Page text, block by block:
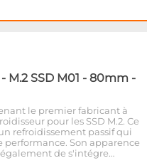
M.2 SSD M01 - 80mm -
le premier fabricant à
pour les SSD M.2. Ce
refroidissement passif qui
performance. Son apparence
de s'intégre…